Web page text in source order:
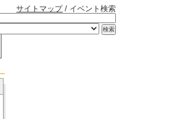
サイトマップ/ イベント検索